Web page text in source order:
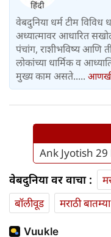
वेबदुनिया धर्म टीम
अध्यात्मावर आधारित
पंचांग, राशीभविष्य आणि
लोकांच्या धार्मिक व
मुख्य काम असते..... आणखी
Ank Jyotish
वेबदुनिया वर वाचा :
बॉलीवूड
मराठी बातम्या